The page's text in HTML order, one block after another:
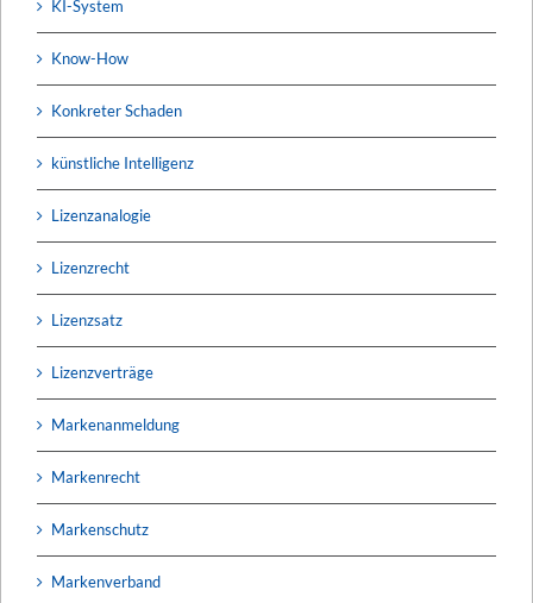
KI-System
Know-How
Konkreter Schaden
künstliche Intelligenz
Lizenzanalogie
Lizenzrecht
Lizenzsatz
Lizenzverträge
Markenanmeldung
Markenrecht
Markenschutz
Markenverband